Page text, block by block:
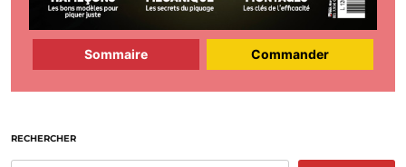
Sommaire Commander
RECHERCHER